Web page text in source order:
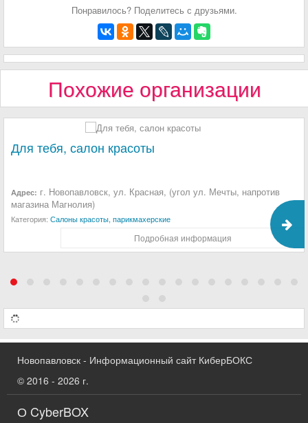
Понравилось? Поделитесь с друзьями.
Похожие организации
Для тебя, салон красоты
Адрес: г. Новопавловск, ул. Красная, (угол ул. Мечты, напротив
магазина Магнолия)
Категория: Салоны красоты, парикмахерские
Подробная информация
Новопавловск - Информационный сайт КиберБОКС
© 2016 - 2026 г.
О CyberBOX